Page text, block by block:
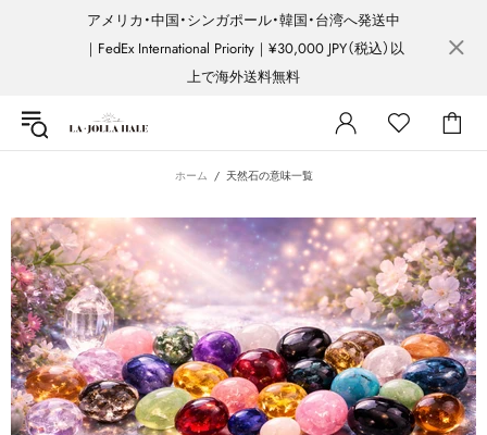
アメリカ・中国・シンガポール・韓国・台湾へ発送中
｜FedEx International Priority｜¥30,000 JPY（税込）以
上で海外送料無料
ホーム 天然石の意味一覧